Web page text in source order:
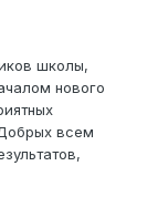
школы,
нового
всем